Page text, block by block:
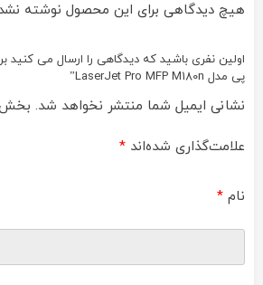
هیچ دیدگاهی برای این محصول نوشته
اولین نفری باشید که دیدگاهی را ارسال می کنید
پی مدل LaserJet Pro MFP M180n”
نشانی ایمیل شما منتشر نخواهد شد.
علامت‌گذاری شده‌اند *
نام *